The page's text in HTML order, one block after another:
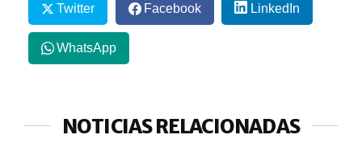
Twitter Facebook LinkedIn
WhatsApp
NOTICIAS RELACIONADAS